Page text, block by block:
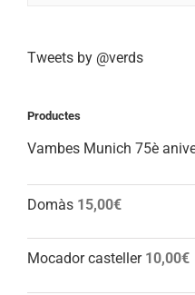
Tweets by @verds
Productes
Vambes Munich 75è
Domàs 15,00€
Mocador casteller 10,00€